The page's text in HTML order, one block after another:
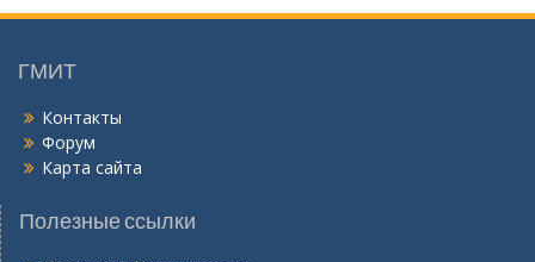
н
ГМИТ
Контакты
Форум
Карта сайта
Полезные ссылки